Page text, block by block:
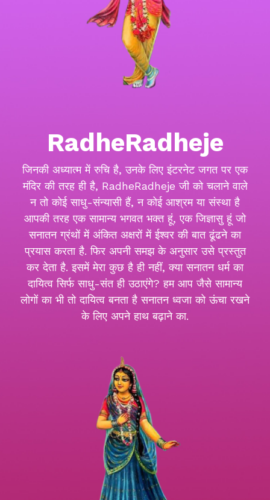
RadheRadheje
जिनकी अध्यात्म में रुचि है, उनके लिए इंटरनेट जगत पर एक
मंदिर की तरह ही है, RadheRadheje जी को चलाने वाले
न तो कोई साधु-संन्यासी हैं, न कोई आश्रम या संस्था है
आपकी तरह एक सामान्य भगवत भक्त हूं, एक जिज्ञासु हूं जो
सनातन ग्रंथों में अंकित अक्षरों में ईश्वर की बात ढूंढने का
प्रयास करता है. फिर अपनी समझ के अनुसार उसे प्रस्तुत
कर देता है. इसमें मेरा कुछ है ही नहीं, क्या सनातन धर्म का
दायित्व सिर्फ साधु-संत ही उठाएंगे? हम आप जैसे सामान्य
लोगों का भी तो दायित्व बनता है सनातन ध्वजा को ऊंचा रखने
के लिए अपने हाथ बढ़ाने का.